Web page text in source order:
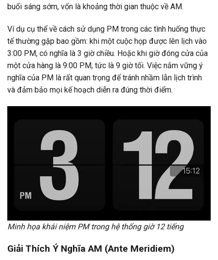
buổi sáng sớm, vốn là khoảng thời gian thuộc về AM.
Ví dụ cụ thể về cách sử dụng PM trong các tình huống thực
tế thường gặp bao gồm: khi một cuộc họp được lên lịch vào
3:00 PM, có nghĩa là 3 giờ chiều. Hoặc khi giờ đóng cửa của
một cửa hàng là 9:00 PM, tức là 9 giờ tối. Việc nắm vững ý
nghĩa của PM là rất quan trọng để tránh nhầm lẫn lịch trình
và đảm bảo mọi kế hoạch diễn ra đúng thời điểm.
Minh họa khái niệm PM trong hệ thống giờ 12 tiếng
Giải Thích Ý Nghĩa AM (Ante Meridiem)